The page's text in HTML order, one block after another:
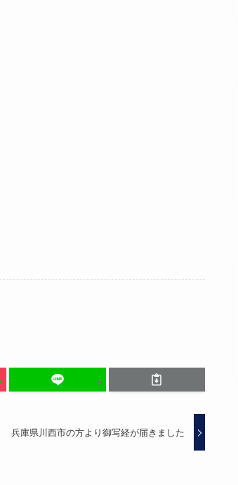
兵庫県川西市の方より御写経が届きました